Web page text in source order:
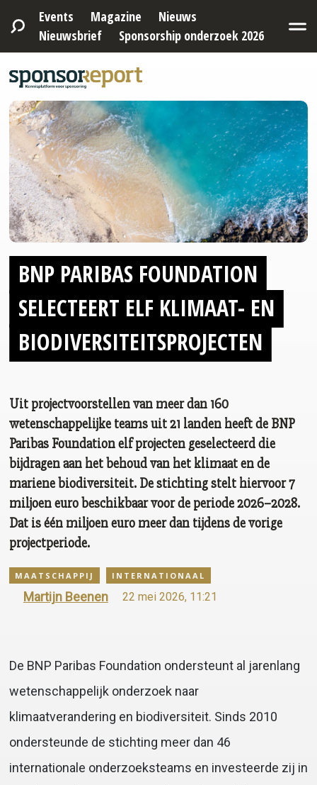
Events Magazine
Nieuws
Nieuwsbrief
Sponsorship onderzoek 2026
MAATSCHAPPIJ INTERNATIONAAL
22 mei 2026, 11:21
Martijn Beenen
BNP PARIBAS FOUNDATION
SELECTEERT ELF KLIMAAT- EN
BIODIVERSITEITSPROJECTEN
Uit projectvoorstellen van meer dan 160
wetenschappelijke teams uit 21 landen heeft de BNP
Paribas Foundation elf projecten geselecteerd die
bijdragen aan het behoud van het klimaat en de
mariene biodiversiteit. De stichting stelt hiervoor 7
miljoen euro beschikbaar voor de periode 2026–2028.
Dat is één miljoen euro meer dan tijdens de vorige
projectperiode.
De BNP Paribas Foundation ondersteunt al jarenlang
wetenschappelijk onderzoek naar
klimaatverandering en biodiversiteit. Sinds 2010
ondersteunde de stichting meer dan 46
internationale onderzoeksteams en investeerde zij in